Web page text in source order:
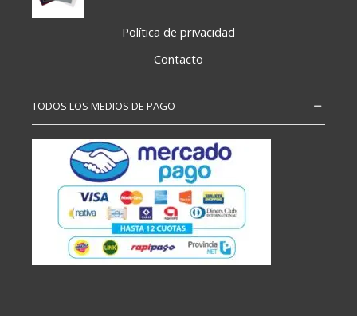
Política de privacidad
Contacto
TODOS LOS MEDIOS DE PAGO